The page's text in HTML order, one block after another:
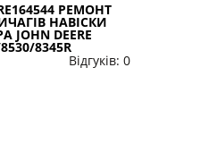
РЕМОНТ
НАВІСКИ
JOHN DEERE
8345R
Відгуків: 0